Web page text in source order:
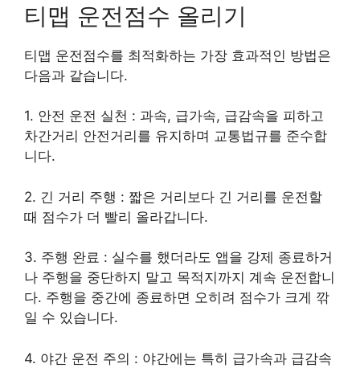
티맵 운전점수 올리기
티맵 운전점수를 최적화하는 가장 효과적인 방법은
다음과 같습니다.
1. 안전 운전 실천 : 과속, 급가속, 급감속을 피하고
차간거리 안전거리를 유지하며 교통법규를 준수합
니다.
2. 긴 거리 주행 : 짧은 거리보다 긴 거리를 운전할
때 점수가 더 빨리 올라갑니다.
3. 주행 완료 : 실수를 했더라도 앱을 강제 종료하거
나 주행을 중단하지 말고 목적지까지 계속 운전합니
다. 주행을 중간에 종료하면 오히려 점수가 크게 깎
일 수 있습니다.
4. 야간 운전 주의 : 야간에는 특히 급가속과 급감속